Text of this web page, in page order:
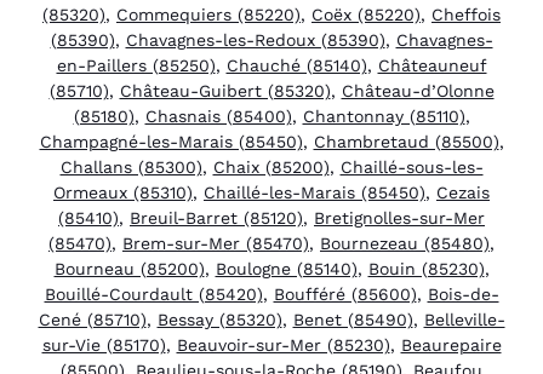
(85320), Commequiers (85220), Coëx (85220), Cheffois
(85390), Chavagnes-les-Redoux (85390), Chavagnes-
en-Paillers (85250), Chauché (85140), Châteauneuf
(85710), Château-Guibert (85320), Château-d’Olonne
(85180), Chasnais (85400), Chantonnay (85110),
Champagné-les-Marais (85450), Chambretaud (85500),
Challans (85300), Chaix (85200), Chaillé-sous-les-
Ormeaux (85310), Chaillé-les-Marais (85450), Cezais
(85410), Breuil-Barret (85120), Bretignolles-sur-Mer
(85470), Brem-sur-Mer (85470), Bournezeau (85480),
Bourneau (85200), Boulogne (85140), Bouin (85230),
Bouillé-Courdault (85420), Boufféré (85600), Bois-de-
Cené (85710), Bessay (85320), Benet (85490), Belleville-
sur-Vie (85170), Beauvoir-sur-Mer (85230), Beaurepaire
(85500), Beaulieu-sous-la-Roche (85190), Beaufou